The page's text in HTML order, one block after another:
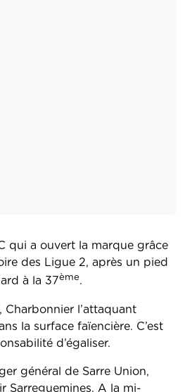
qui a ouvert la marque grâce
des Ligue 2, après un pied
à la 37ème.
l’attaquant
la surface faïencière. C’est
d’égaliser.
général de Sarre Union,
Sarreguemines. A la mi-